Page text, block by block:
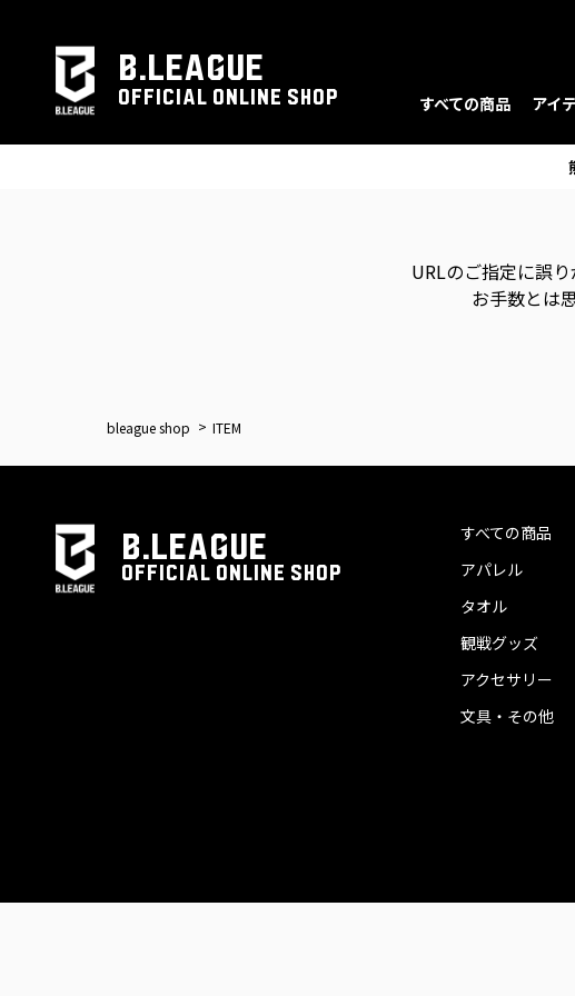
B.LEAGUE
OFFICIAL ONLINE SHOP すべての商品 アイ
URLのご指定に誤
お手数とは
bleague shop ITEM
B.LEAGUE
OFFICIAL ONLINE SHOP
すべての商品
アパレル
タオル
観戦グッズ
アクセサリー
文具・その他